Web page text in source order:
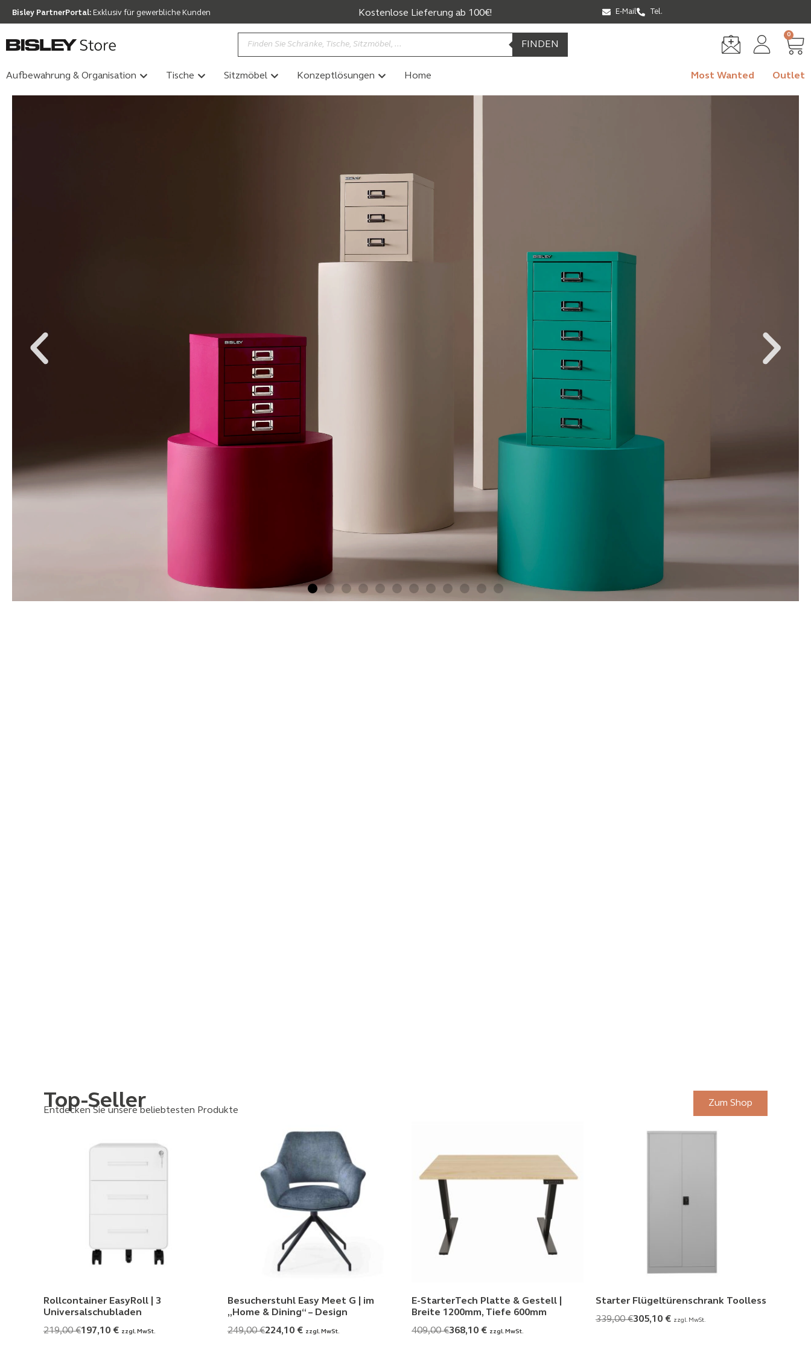
Bisley PartnerPortal: Exklusiv für gewerbliche Kunden Kostenlose Lieferung ab 100€! E-Mail Tel.
FINDEN
0
Aufbewahrung & Organisation Tische Sitzmöbel Konzeptlösungen Home Most Wanted Outlet
Top-Seller
Entdecken Sie unsere beliebtesten Produkte
Zum Shop
Rollcontainer EasyRoll | 3
Universalschubladen
219,00€197,10 € zzgl. MwSt.
Besucherstuhl Easy Meet G | im
„Home & Dining“ – Design
249,00€224,10 € zzgl. MwSt.
E-StarterTech Platte & Gestell |
Breite 1200mm, Tiefe 600mm
409,00€368,10 € zzgl. MwSt.
Starter Flügeltürenschrank Toolless
339,00€305,10 € zzgl. MwSt.